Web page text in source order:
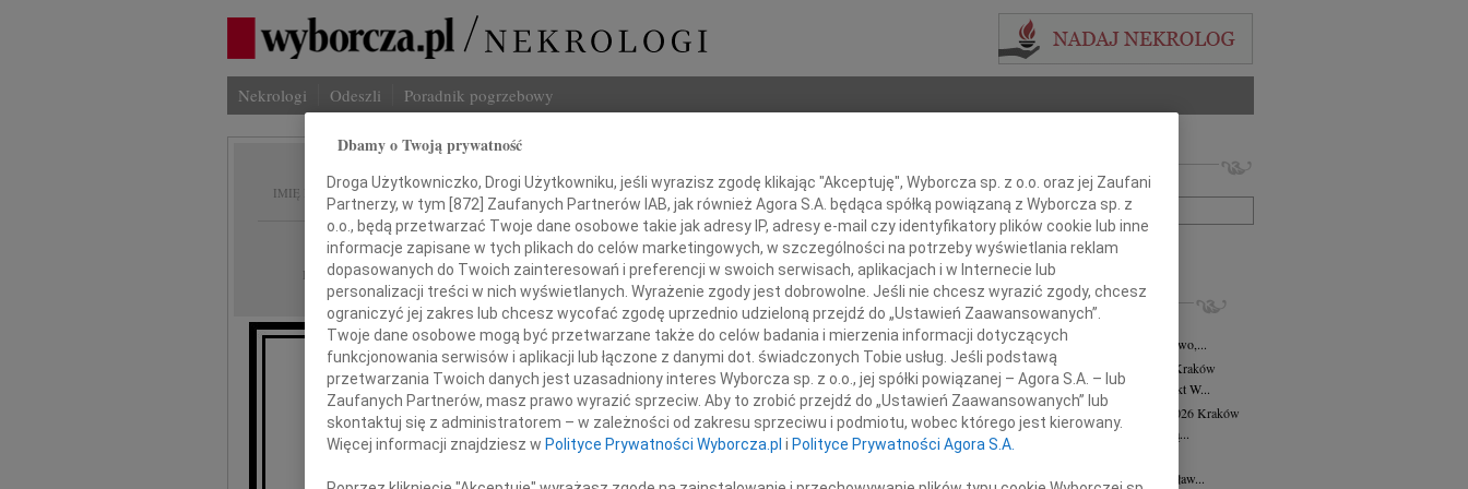
Nekrologi Odeszli Poradnik pogrzebowy
IMIĘ I NAZWISKO: Janina Paradowska
REGION: Kraków
DATA EMISJI: 30.06.2016
Z głębokim żalem zawiadamiamy,
że dnia 29 czerwca 2016 roku
zmarła
Imię i nazwisko lub numer ogłoszenia:
+ szukanie zaawansowane
INNE NEKROLOGI
03.08.2026Kraków
Dla Basi Domek, Dora i Klaudiusz, Eliza, Gwo,...
Magdalena Płonka-Kalkowska
Kraków
Magdalena Płonka-Kalkowska Kuka architekt W...
Barbara Tworzewska-Mikołajewicz
02.07.2026 Kraków
Z głębokim żalem żegnamy naszą wieloletnią...
Stanisław Król
23 czerwca 2026 roku odszedł Mistrz Stanisław...
Dbamy o Twoją prywatność
Droga Użytkowniczko, Drogi Użytkowniku, jeśli wyrazisz zgodę klikając "Akceptuję", Wyborcza sp. z o.o. oraz jej Zaufani
Partnerzy, w tym [872] Zaufanych Partnerów IAB, jak również Agora S.A. będąca spółką powiązaną z Wyborcza sp. z
o.o., będą przetwarzać Twoje dane osobowe takie jak adresy IP, adresy e-mail czy identyfikatory plików cookie lub inne
informacje zapisane w tych plikach do celów marketingowych, w szczególności na potrzeby wyświetlania reklam
dopasowanych do Twoich zainteresowań i preferencji w swoich serwisach, aplikacjach i w Internecie lub
personalizacji treści w nich wyświetlanych. Wyrażenie zgody jest dobrowolne. Jeśli nie chcesz wyrazić zgody, chcesz
ograniczyć jej zakres lub chcesz wycofać zgodę uprzednio udzieloną przejdź do „Ustawień Zaawansowanych”.
Twoje dane osobowe mogą być przetwarzane także do celów badania i mierzenia informacji dotyczących
funkcjonowania serwisów i aplikacji lub łączone z danymi dot. świadczonych Tobie usług. Jeśli podstawą
przetwarzania Twoich danych jest uzasadniony interes Wyborcza sp. z o.o., jej spółki powiązanej – Agora S.A. – lub
Zaufanych Partnerów, masz prawo wyrazić sprzeciw. Aby to zrobić przejdź do „Ustawień Zaawansowanych” lub
skontaktuj się z administratorem – w zależności od zakresu sprzeciwu i podmiotu, wobec którego jest kierowany.
Więcej informacji znajdziesz w Polityce Prywatności Wyborcza.pl i Polityce Prywatności Agora S.A.